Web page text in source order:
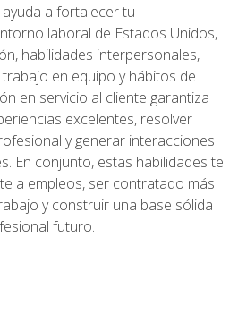
a fortalecer tu
laboral de Estados Unidos,
habilidades interpersonales,
en equipo y hábitos de
en servicio al cliente garantiza
excelentes, resolver
y generar interacciones
En conjunto, estas habilidades te
a empleos, ser contratado más
y construir una base sólida
futuro.